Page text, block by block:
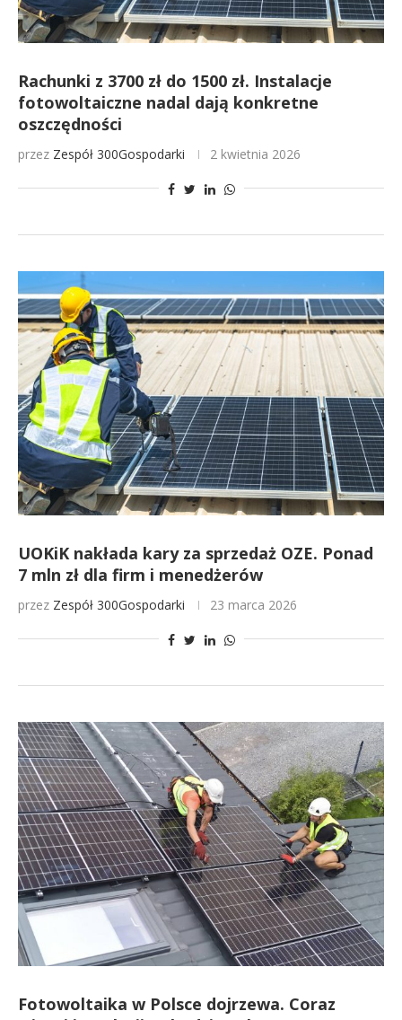
Rachunki z 3700 zł do 1500 zł. Instalacje
fotowoltaiczne nadal dają konkretne
oszczędności
przez Zespół 300Gospodarki 2 kwietnia 2026
UOKiK nakłada kary za sprzedaż OZE. Ponad
7 mln zł dla firm i menedżerów
przez Zespół 300Gospodarki 23 marca 2026
Fotowoltaika w Polsce dojrzewa. Coraz